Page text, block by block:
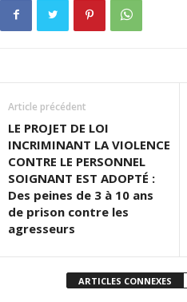
Article précédent
LE PROJET DE LOI
INCRIMINANT LA VIOLENCE
CONTRE LE PERSONNEL
SOIGNANT EST ADOPTÉ :
Des peines de 3 à 10 ans
de prison contre les
agresseurs
ARTICLES CONNEXES